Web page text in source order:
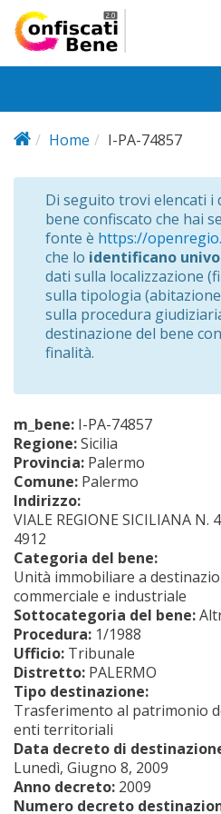
Salta al contenuto principale
Home
I-PA-74857
Di seguito trovi elencati i
bene confiscato che hai
fonte è https://
che lo identificano
dati sulla localizzazione
sulla tipologia
sulla procedura
destinazione del bene
finalità.
m_bene: I-PA-74857
Regione:Sicilia
Provincia: Palermo
Comune: Palermo
Indirizzo:
VIALE REGIONE SICILIANA N.
4912
Categoria del bene:
Unità immobiliare a
commerciale e industriale
Sottocategoria del bene:
Procedura: 1/1988
Ufficio: Tribunale
Distretto: PALERMO
Tipo destinazione:
Trasferimento al patrimonio
enti territoriali
Data decreto di
Lunedì, Giugno 8, 2009
Anno decreto: 2009
Numero decreto